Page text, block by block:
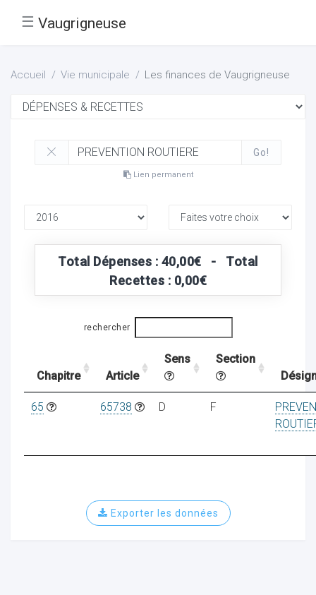
☰ Vaugrigneuse
Accueil Vie municipale Les finances de Vaugrigneuse
Go!
Lien permanent
Total Dépenses : 40,00€ - Total
Recettes : 0,00€
rechercher
Chapitre Article
Sens
Section
65 65738 D F
Exporter les données